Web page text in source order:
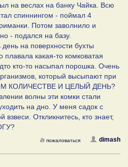
на веслах на банку Чайка. Всю
спиннингом - поймал 4
Потом заволнило и
- подался на базу.
на поверхности бухты
плавала какая-то комковатая
кто-то насыпал порошка. Очень
который высыпают при
КОЛИЧЕСТВЕ И ЦЕЛЫЙ ДЕНЬ?
волны эти комки стали
на дно. У меня садок с
Откликнитесь, кто знает,
dimash
пожаловаться